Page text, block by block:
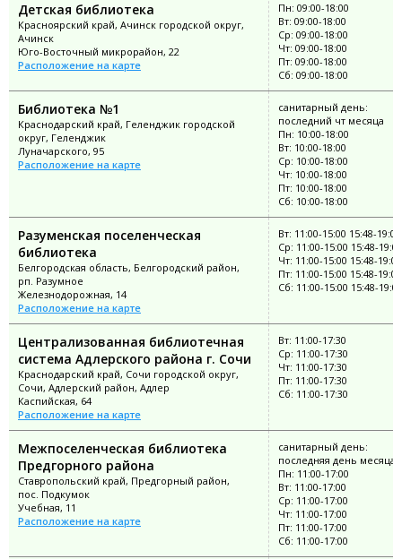
Детская библиотека
Красноярский край, Ачинск городской округ,
Ачинск
Юго-Восточный микрорайон, 22
Расположение на карте
Пн: 09:00-18:00
Вт: 09:00-18:00
Ср: 09:00-18:00
Чт: 09:00-18:00
Пт: 09:00-18:00
Сб: 09:00-18:00
Библиотека №1
Краснодарский край, Геленджик городской
округ, Геленджик
Луначарского, 95
Расположение на карте
санитарный день:
последний чт месяца
Пн: 10:00-18:00
Вт: 10:00-18:00
Ср: 10:00-18:00
Чт: 10:00-18:00
Пт: 10:00-18:00
Сб: 10:00-18:00
Разуменская поселенческая
библиотека
Белгородская область, Белгородский район,
рп. Разумное
Железнодорожная, 14
Расположение на карте
Вт: 11:00-15:00 15:48-19:00
Ср: 11:00-15:00 15:48-19:00
Чт: 11:00-15:00 15:48-19:00
Пт: 11:00-15:00 15:48-19:00
Сб: 11:00-15:00 15:48-19:00
Централизованная библиотечная
система Адлерского района г. Сочи
Краснодарский край, Сочи городской округ,
Сочи, Адлерский район, Адлер
Каспийская, 64
Расположение на карте
Вт: 11:00-17:30
Ср: 11:00-17:30
Чт: 11:00-17:30
Пт: 11:00-17:30
Сб: 11:00-17:30
Межпоселенческая библиотека
Предгорного района
Ставропольский край, Предгорный район,
пос. Подкумок
Учебная, 11
Расположение на карте
санитарный день:
последняя день месяца
Пн: 11:00-17:00
Вт: 11:00-17:00
Ср: 11:00-17:00
Чт: 11:00-17:00
Пт: 11:00-17:00
Сб: 11:00-17:00